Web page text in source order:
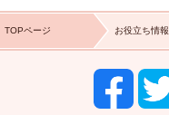
TOPページ お役立ち情報